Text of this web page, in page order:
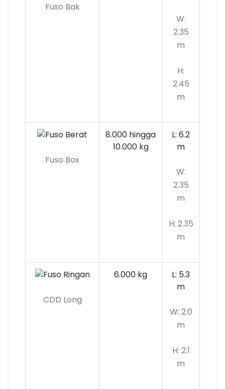
Fuso Bak
W:
2.35
m
H:
2.45
m
Fuso Box
8.000 hingga
10.000 kg
L: 6.2
m
W:
2.35
m
H: 2.35
m
CDD Long
6.000 kg
L: 5.3
m
W: 2.0
m
H: 2.1
m